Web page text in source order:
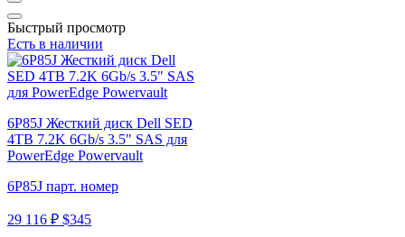
Быстрый просмотр
Есть в наличии
6P85J Жесткий диск Dell SED
4TB 7.2K 6Gb/s 3.5" SAS для
PowerEdge Powervault
6P85J парт. номер
29 116 ₽ $345